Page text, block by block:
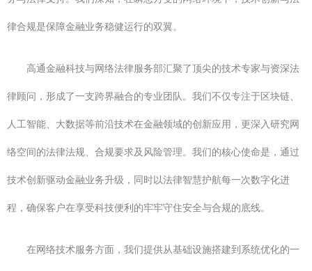
律合规是保障金融业务稳健运行的双翼。
高通金融科技与网络法律服务部汇聚了顶尖的技术专家与资深法
律顾问，形成了一支跨界融合的专业团队。我们不仅专注于区块链、
人工智能、大数据等前沿技术在金融领域的创新应用，更深入研究网
络空间的法律法规、合规要求及风险管理。我们的核心使命是，通过
技术创新驱动金融业务升级，同时以法律智慧护航每一次数字化进
程，确保客户在享受科技便利的牢牢守住安全与合规的底线。
在网络技术服务方面，我们提供从基础设施搭建到系统优化的一